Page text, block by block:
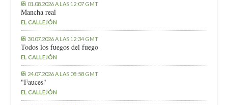
01.08.2026 A LAS 12:07 GMT
Mancha real
EL CALLEJÓN
30.07.2026 A LAS 12:34 GMT
Todos los fuegos del fuego
EL CALLEJÓN
24.07.2026 A LAS 08:58 GMT
"Fauces"
EL CALLEJÓN